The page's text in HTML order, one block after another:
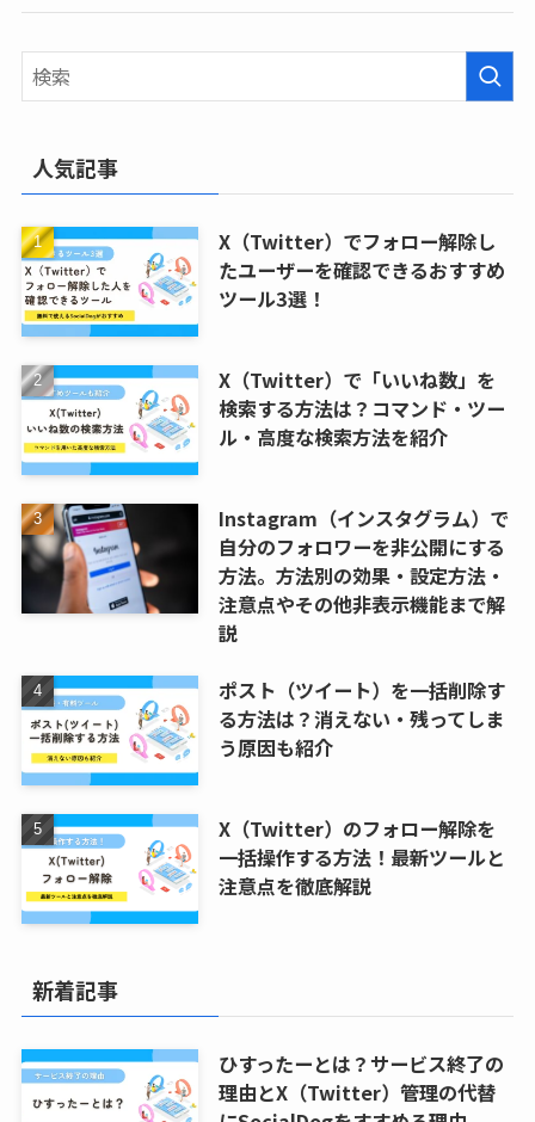
人気記事
X（Twitter）でフォロー解除し
たユーザーを確認できるおすすめ
ツール3選！
X（Twitter）で「いいね数」を
検索する方法は？コマンド・ツー
ル・高度な検索方法を紹介
Instagram（インスタグラム）で
自分のフォロワーを非公開にする
方法。方法別の効果・設定方法・
注意点やその他非表示機能まで解
説
ポスト（ツイート）を一括削除す
る方法は？消えない・残ってしま
う原因も紹介
X（Twitter）のフォロー解除を
一括操作する方法！最新ツールと
注意点を徹底解説
新着記事
ひすったーとは？サービス終了の
理由とX（Twitter）管理の代替